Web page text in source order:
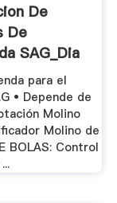
De
De
SAG_Dia
para el
• Depende de
Molino
Molino de
BOLAS: Control